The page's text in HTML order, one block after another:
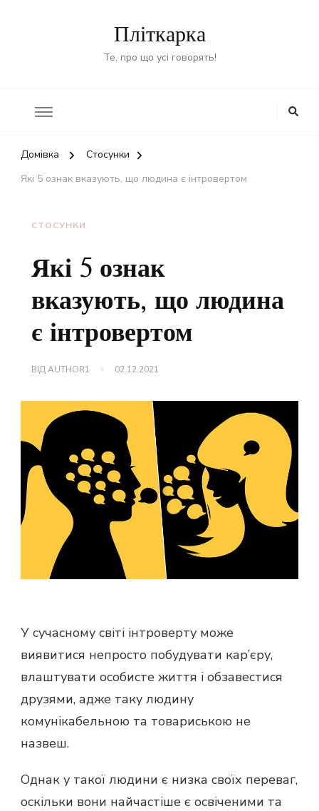
Пліткарка
Те, про що усі говорять!
Домівка
Стосунки
Які 5 ознак вказують, що людина є інтровертом
СТОСУНКИ
Які 5 ознак
вказують, що людина
є інтровертом
ВІДAUTHOR1 02.12.2021
У сучасному світі інтроверту може
виявитися непросто побудувати кар’єру,
влаштувати особисте життя і обзавестися
друзями, адже таку людину
комунікабельною та товариською не
назвеш.
Однак у такої людини є низка своїх переваг,
оскільки вони найчастіше є освіченими та